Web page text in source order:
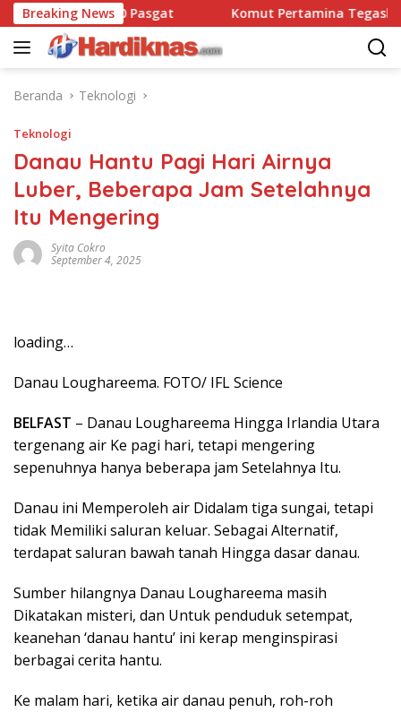
Langsung
ke
konten
Breaking News
90 Pasgat Komut Pertamina Tegaskan
Beranda Teknologi
Teknologi
Danau Hantu Pagi Hari Airnya
Luber, Beberapa Jam Setelahnya
Itu Mengering
Syita Cokro
September 4, 2025
loading…
Danau Loughareema. FOTO/ IFL Science
BELFAST – Danau Loughareema Hingga Irlandia Utara
tergenang air Ke pagi hari, tetapi mengering
sepenuhnya hanya beberapa jam Setelahnya Itu.
Danau ini Memperoleh air Didalam tiga sungai, tetapi
tidak Memiliki saluran keluar. Sebagai Alternatif,
terdapat saluran bawah tanah Hingga dasar danau.
Sumber hilangnya Danau Loughareema masih
Dikatakan misteri, dan Untuk penduduk setempat,
keanehan ‘danau hantu’ ini kerap menginspirasi
berbagai cerita hantu.
Ke malam hari, ketika air danau penuh, roh-roh